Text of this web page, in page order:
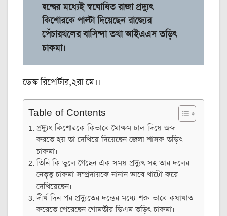
দ্বন্দ্বের মধ্যেই স্বঘোষিত রাজা প্রদ্যুৎ
কিশোরকে পাল্টা দিয়েছেন রাজ্যের
পেঁচারথলের বাসিন্দা তথা আইএএস তড়িৎ
চাকমা।
ডেস্ক রিপোর্টার,২রা মে।।
Table of Contents
প্রদ্যুৎ কিশোরকে কিভাবে মোক্ষম চাল দিয়ে জব্দ
করতে হয় তা দেখিয়ে দিয়েছেন জেলা শাসক তড়িৎ
চাকমা।
তিনি কি ভুলে গেছেন এক সময় প্রদ্যুৎ সহ তার দলের
নেতৃত্ব চাকমা সম্প্রদায়কে নানান ভাবে খাটো করে
দেখিয়েছেন।
দীর্ঘ দিন পর প্রদ্যুতের দম্ভের মধ্যে শক্ত ভাবে কষাঘাত
করেতে পেরেছেন গোমতীর ডিএম তড়িৎ চাকমা।